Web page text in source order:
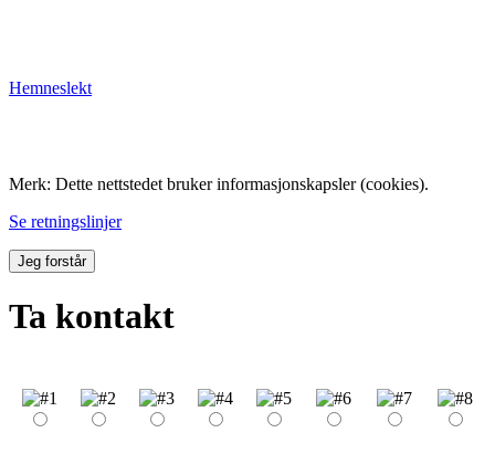
Hemneslekt
Merk: Dette nettstedet bruker informasjonskapsler (cookies).
Se retningslinjer
Jeg forstår
Ta kontakt